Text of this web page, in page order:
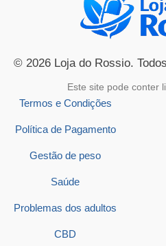
© 2026 Loja do Rossio.
Este site pode conter
Termos e Condições
Política de Pagamento
Gestão de peso
Saúde
Problemas dos adultos
CBD